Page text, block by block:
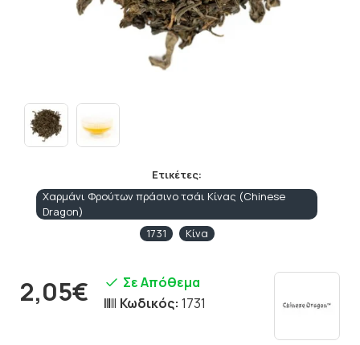
Ετικέτες:
Χαρμάνι Φρούτων πράσινο τσάι Κίνας (Chinese
Dragon)
1731
Κίνα
2,05€
Σε Απόθεμα
Κωδικός: 1731